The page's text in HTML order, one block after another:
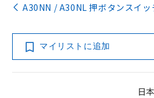
A30NN / A30NL 押ボタンスイッ
マイリストに追加
日